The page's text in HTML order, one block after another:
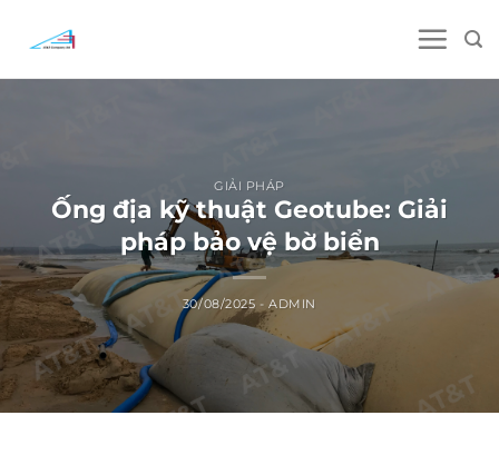
GIẢI PHÁP
Ống địa kỹ thuật Geotube: Giải
pháp bảo vệ bờ biển
30/08/2025 -ADMIN